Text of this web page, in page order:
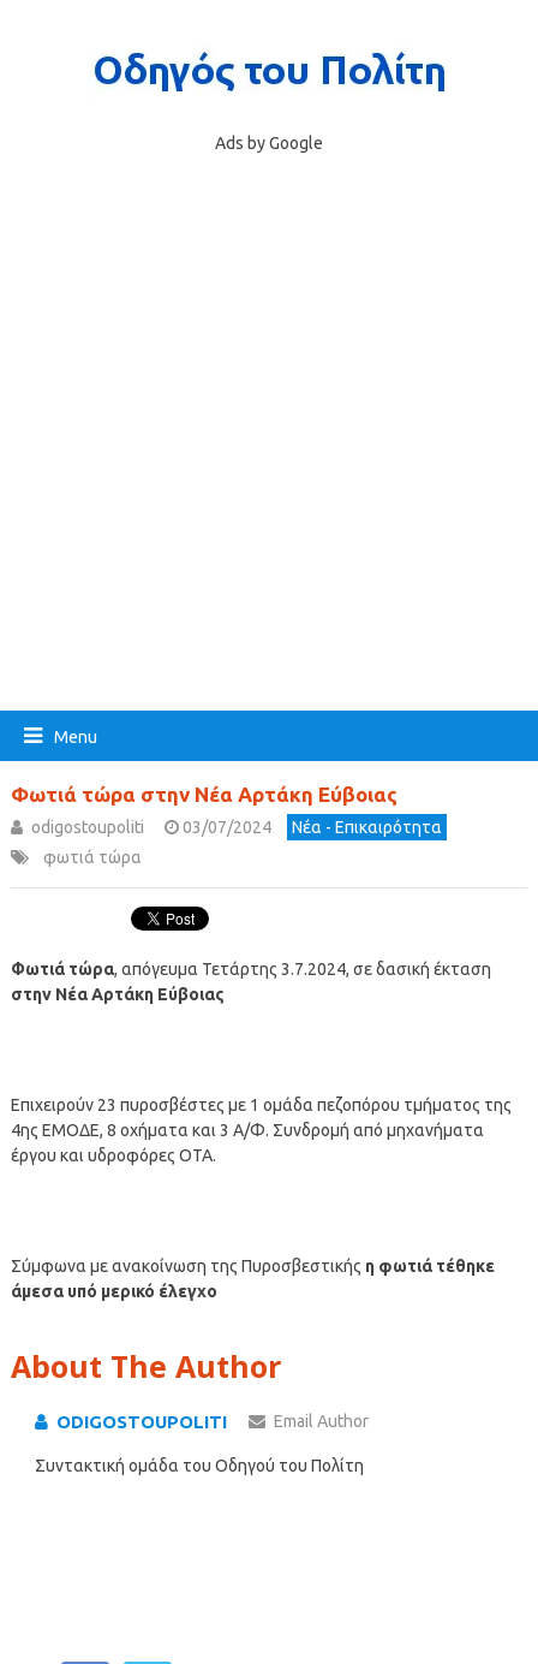
Ads by Google
Menu
Φωτιά τώρα στην Νέα Αρτάκη Εύβοιας
odigostoupoliti 03/07/2024
Νέα - Επικαιρότητα
φωτιά τώρα
Φωτιά τώρα, απόγευμα Τετάρτης 3.7.2024, σε δασική έκταση
στην Νέα Αρτάκη Εύβοιας
Επιχειρούν 23 πυροσβέστες με 1 ομάδα πεζοπόρου τμήματος της
4ης ΕΜΟΔΕ, 8 οχήματα και 3 Α/Φ. Συνδρομή από μηχανήματα
έργου και υδροφόρες ΟΤΑ.
Σύμφωνα με ανακοίνωση της Πυροσβεστικής η φωτιά τέθηκε
άμεσα υπό μερικό έλεγχο
About The Author
ODIGOSTOUPOLITI Email Author
Συντακτική ομάδα του Οδηγού του Πολίτη